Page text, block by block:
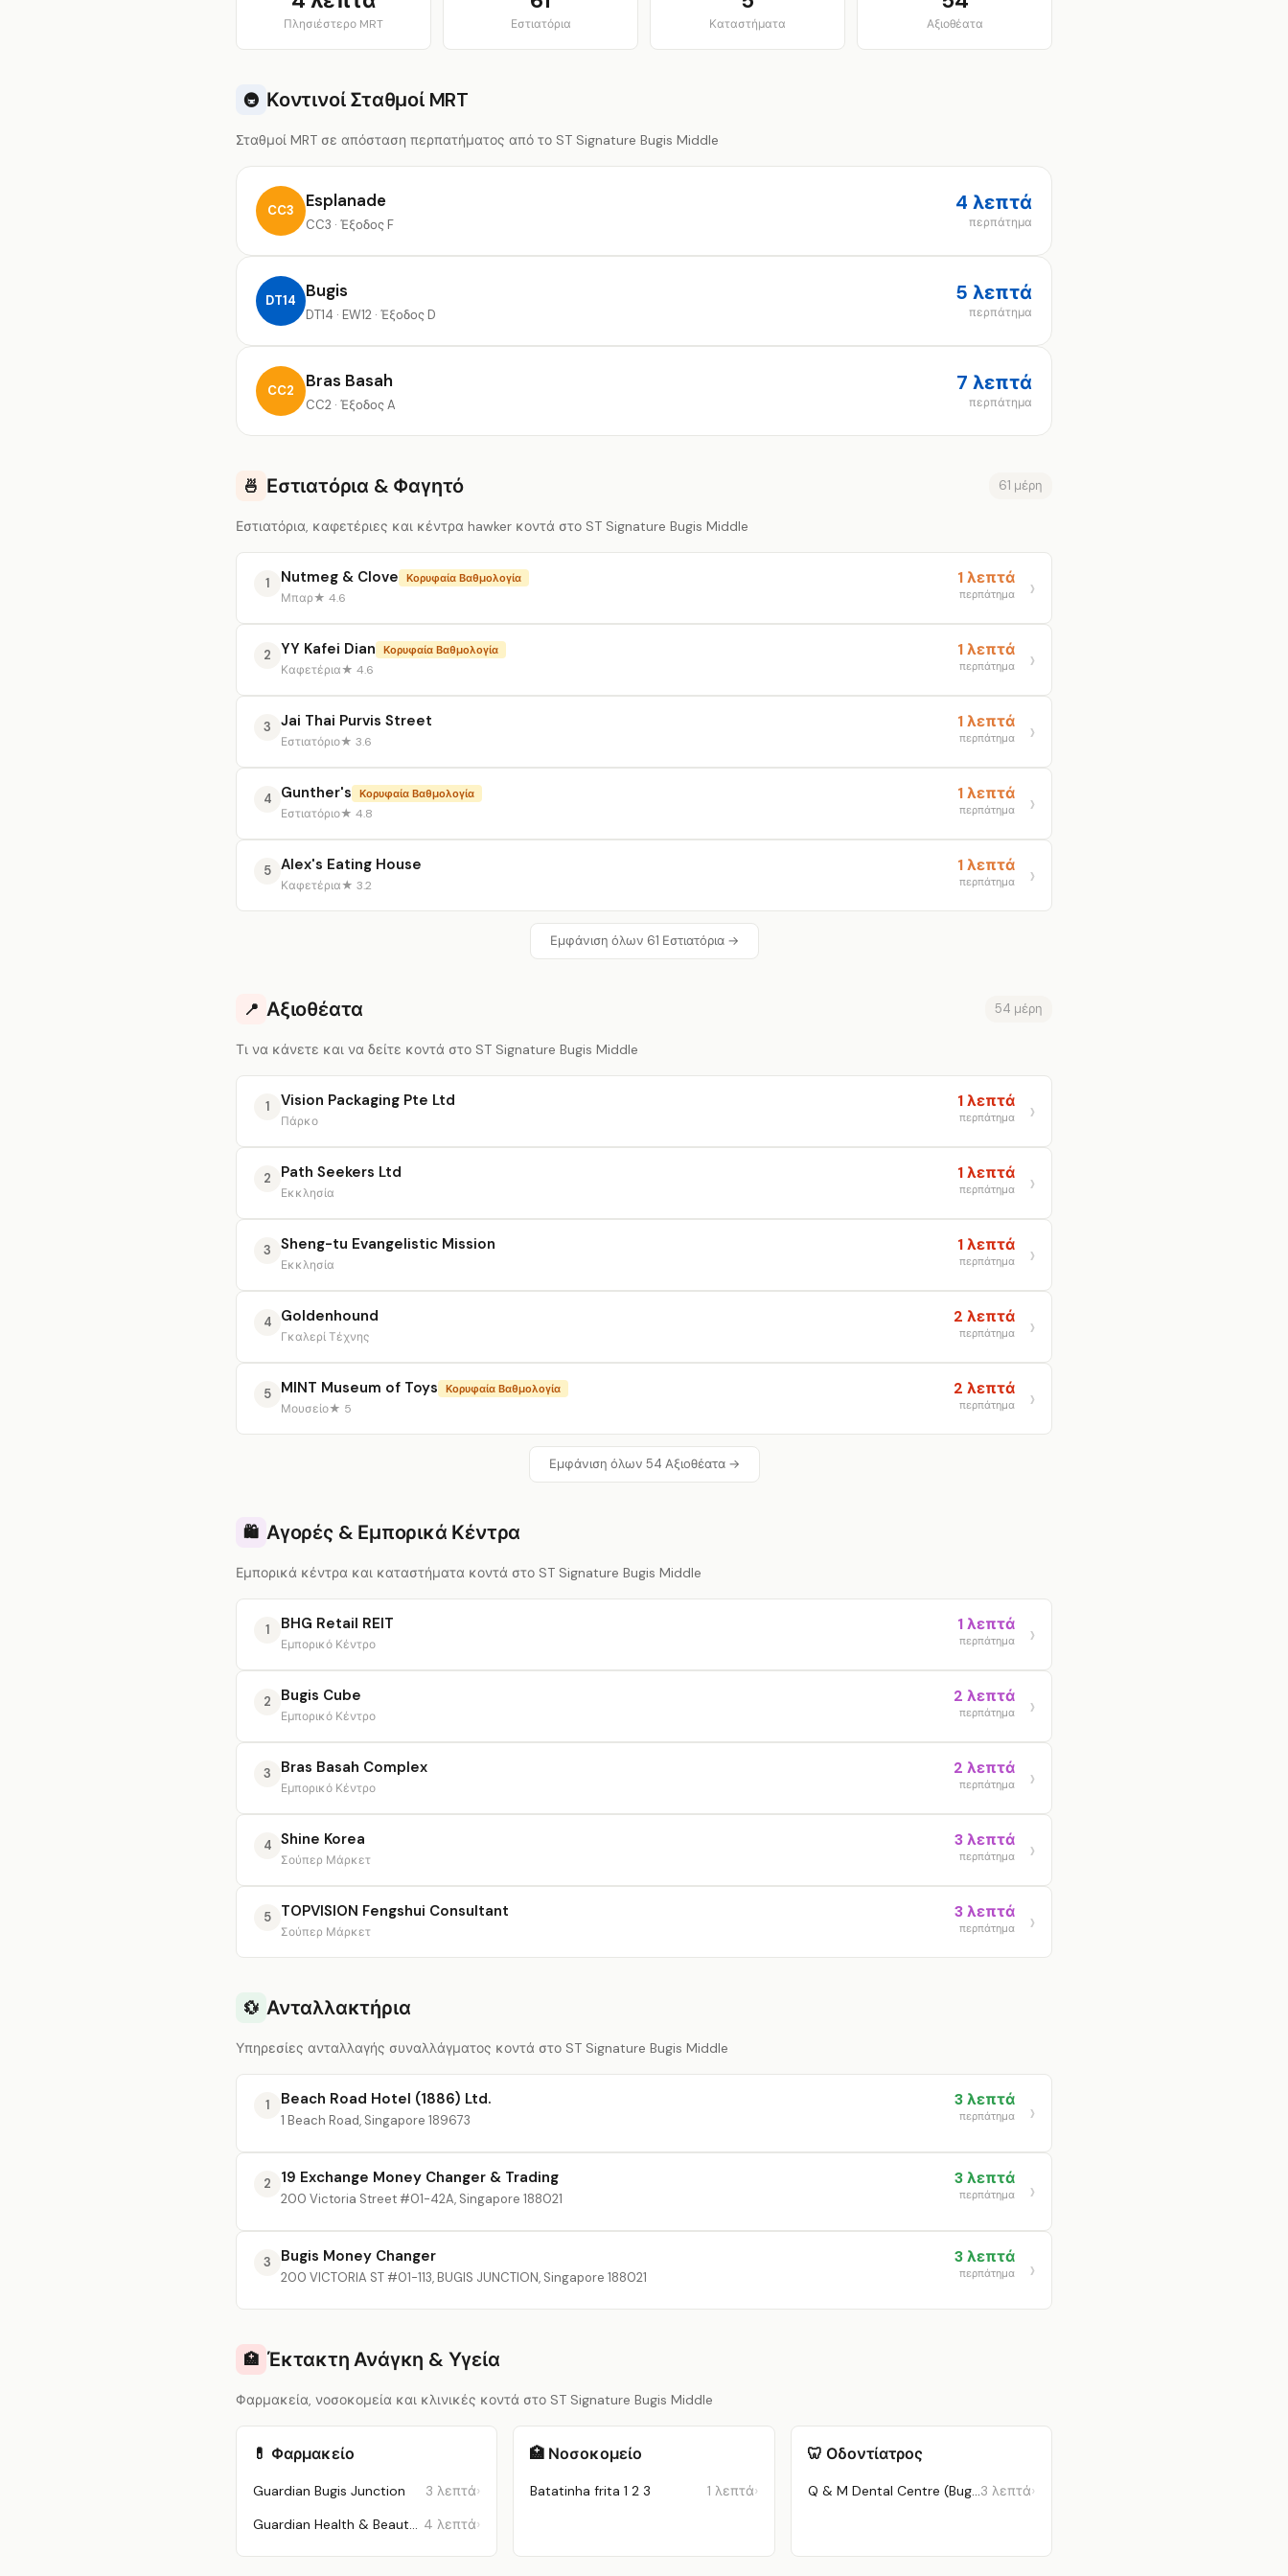
Πλησιέστερο MRT Εστιατόρια Καταστήματα Αξιοθέατα
🚇 Κοντινοί Σταθμοί MRT
Σταθμοί MRT σε απόσταση περπατήματος από το ST Signature Bugis Middle
CC3 Esplanade
CC3 · Έξοδος F
4 λεπτά
περπάτημα
DT14 Bugis
DT14 · EW12 · Έξοδος D
5 λεπτά
περπάτημα
CC2 Bras Basah
CC2 · Έξοδος A
7 λεπτά
περπάτημα
🍜 Εστιατόρια & Φαγητό 61 μέρη
Εστιατόρια, καφετέριες και κέντρα hawker κοντά στο ST Signature Bugis Middle
1 Nutmeg & Clove Κορυφαία Βαθμολογία
Μπαρ★ 4.6
1 λεπτά
περπάτημα
2 YY Kafei Dian Κορυφαία Βαθμολογία
Καφετέρια★ 4.6
1 λεπτά
περπάτημα
3 Jai Thai Purvis Street
Εστιατόριο★ 3.6
1 λεπτά
περπάτημα
4 Gunther's Κορυφαία Βαθμολογία
Εστιατόριο★ 4.8
1 λεπτά
περπάτημα
5 Alex's Eating House
Καφετέρια★ 3.2
1 λεπτά
περπάτημα
Εμφάνιση όλων 61 Εστιατόρια →
📍 Αξιοθέατα 54 μέρη
Τι να κάνετε και να δείτε κοντά στο ST Signature Bugis Middle
1 Vision Packaging Pte Ltd
Πάρκο
1 λεπτά
περπάτημα
2 Path Seekers Ltd
Εκκλησία
1 λεπτά
περπάτημα
3 Sheng-tu Evangelistic Mission
Εκκλησία
1 λεπτά
περπάτημα
4 Goldenhound
Γκαλερί Τέχνης
2 λεπτά
περπάτημα
5 MINT Museum of Toys Κορυφαία Βαθμολογία
Μουσείο★ 5
2 λεπτά
περπάτημα
Εμφάνιση όλων 54 Αξιοθέατα →
🛍️ Αγορές & Εμπορικά Κέντρα
Εμπορικά κέντρα και καταστήματα κοντά στο ST Signature Bugis Middle
1 BHG Retail REIT
Εμπορικό Κέντρο
1 λεπτά
περπάτημα
2 Bugis Cube
Εμπορικό Κέντρο
2 λεπτά
περπάτημα
3 Bras Basah Complex
Εμπορικό Κέντρο
2 λεπτά
περπάτημα
4 Shine Korea
Σούπερ Μάρκετ
3 λεπτά
περπάτημα
5 TOPVISION Fengshui Consultant
Σούπερ Μάρκετ
3 λεπτά
περπάτημα
💱 Ανταλλακτήρια
Υπηρεσίες ανταλλαγής συναλλάγματος κοντά στο ST Signature Bugis Middle
1 Beach Road Hotel (1886) Ltd.
1 Beach Road, Singapore 189673
3 λεπτά
περπάτημα
2 19 Exchange Money Changer & Trading
200 Victoria Street #01-42A, Singapore 188021
3 λεπτά
περπάτημα
3 Bugis Money Changer
200 VICTORIA ST #01-113, BUGIS JUNCTION, Singapore 188021
3 λεπτά
περπάτημα
🏥 Έκτακτη Ανάγκη & Υγεία
Φαρμακεία, νοσοκομεία και κλινικές κοντά στο ST Signature Bugis Middle
💊 Φαρμακείο
Guardian Bugis Junction
3 λεπτά
4 λεπτά
🏥 Νοσοκομείο
Batatinha frita 1 2 3 1 λεπτά
🦷 Οδοντίατρος
Q & M Dental Centre (Bugis Junction) 3 λεπτά